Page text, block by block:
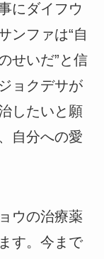
にダイフウ
ンファは“自
せいだ”と信
ョクデサが
したいと願
自分への愛
ウの治療薬
す。今まで